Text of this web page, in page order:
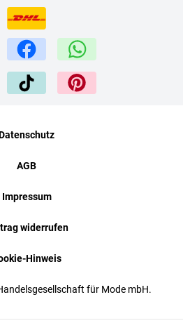
für Mode mbH.
AGB
Impressum
widerrufen
Hinweis